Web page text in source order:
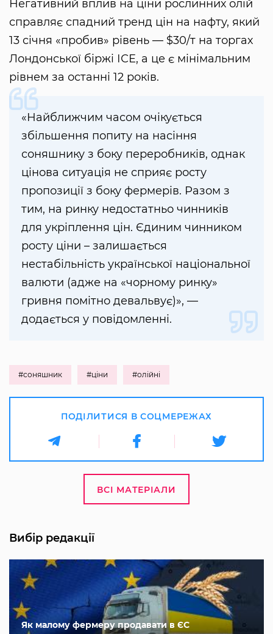
Негативний вплив на ціни рослинних олій
справляє спадний тренд цін на нафту, який
13 січня «пробив» рівень — $30/т на торгах
Лондонської біржі ІСЕ, а це є мінімальним
рівнем за останні 12 років.
«Найближчим часом очікується
збільшення попиту на насіння
соняшнику з боку переробників, однак
цінова ситуація не сприяє росту
пропозиції з боку фермерів. Разом з
тим, на ринку недостатньо чинників
для укріплення цін. Єдиним чинником
росту ціни – залишається
нестабільність української національної
валюти (адже на «чорному ринку»
гривня помітно девальвує)», —
додається у повідомленні.
#соняшник #ціни #олійні
ПОДІЛИТИСЯ В СОЦМЕРЕЖАХ
ВСІ МАТЕРІАЛИ
Вибір редакції
Як малому фермеру продавати в ЄС